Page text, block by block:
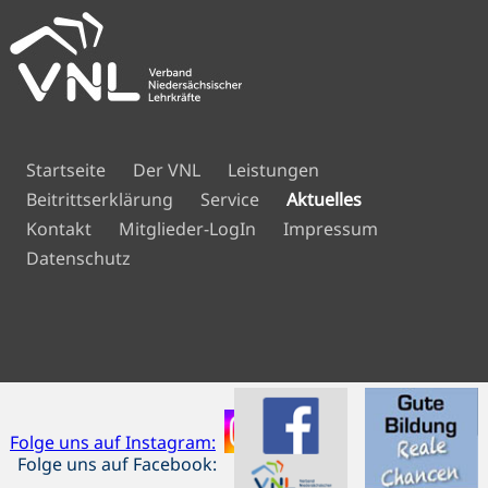
Navigation
überspringen
Startseite Der VNL
Leistungen
Beitrittserklärung
Service
Aktuelles
Navigation
überspringen
Kontakt Mitglieder-LogIn
Impressum
Datenschutz
Folge uns auf Instagram:
Folge uns auf Facebook: